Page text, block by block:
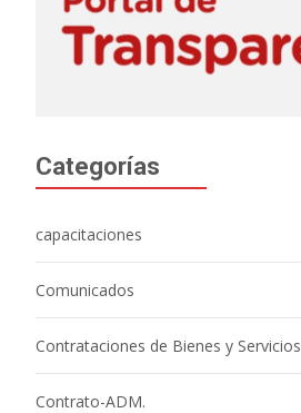
Categorías
capacitaciones
Comunicados
Contrataciones de Bienes y Servicios
Contrato-ADM.